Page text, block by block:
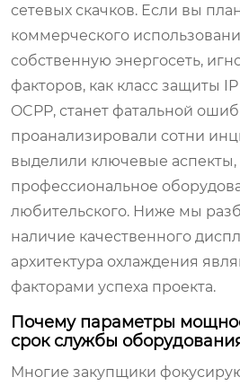
сетевых скачков. Если вы
коммерческого
собственную энергосеть,
факторов, как класс защиты
OCPP, станет фатальной
проанализировали сотни
выделили ключевые аспекты,
профессиональное
любительского. Ниже мы
наличие качественного
архитектура охлаждения
факторами успеха проекта.
Почему параметры
срок службы
Многие закупщики